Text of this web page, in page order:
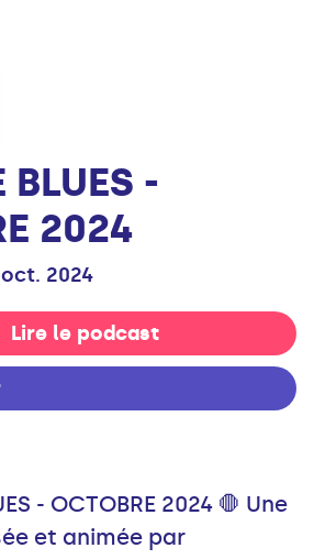
BLUES -
2024
2024
Lire le podcast
- OCTOBRE 2024 🛑 Une
et animée par